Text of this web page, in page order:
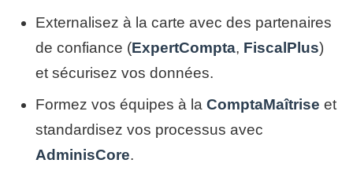
Externalisez à la carte avec des partenaires
de confiance (ExpertCompta, FiscalPlus)
et sécurisez vos données.
Formez vos équipes à la ComptaMaîtrise et
standardisez vos processus avec
AdminisCore.